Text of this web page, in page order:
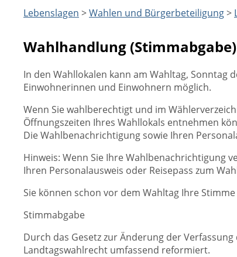
Lebenslagen >Wahlen und Bürgerbeteiligung>
Wahlhandlung (Stimmabgabe)
In den Wahllokalen kann am Wahltag, Sonntag
Einwohnerinnen und Einwohnern möglich.
Wenn Sie wahlberechtigt und im
Öffnungszeiten Ihres Wahllokals entnehmen
Die Wahlbenachrichtigung sowie Ihren
Hinweis: Wenn Sie Ihre Wahlbenachrichtigung
Ihren Personalausweis oder Reisepass zum
Sie können schon vor dem Wahltag Ihre
Stimmabgabe
Durch das Gesetz zur Änderung der
Landtagswahlrecht umfassend reformiert.